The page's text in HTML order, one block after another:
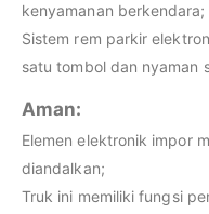
kenyamanan berkendara;
Sistem rem parkir
satu tombol dan nyaman
Aman:
Elemen elektronik impor
diandalkan;
Truk ini memiliki fungsi